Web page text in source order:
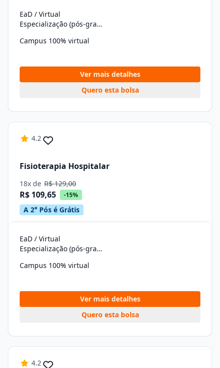
EaD / Virtual
Especialização (pós-graduação)
Campus 100% virtual
Ver mais detalhes
Quero esta bolsa
4.2
Fisioterapia Hospitalar
18x de R$ 129,00
R$ 109,65 -15%
A 2° Pós é Grátis
EaD / Virtual
Especialização (pós-graduação)
Campus 100% virtual
Ver mais detalhes
Quero esta bolsa
4.2